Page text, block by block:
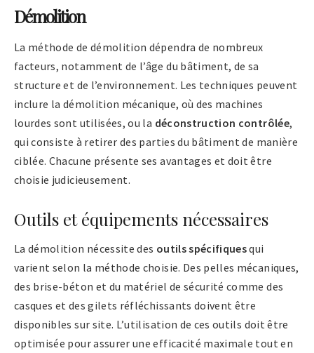
Démolition
La méthode de démolition dépendra de nombreux
facteurs, notamment de l’âge du bâtiment, de sa
structure et de l’environnement. Les techniques peuvent
inclure la démolition mécanique, où des machines
lourdes sont utilisées, ou la déconstruction contrôlée,
qui consiste à retirer des parties du bâtiment de manière
ciblée. Chacune présente ses avantages et doit être
choisie judicieusement.
Outils et équipements nécessaires
La démolition nécessite des outils spécifiquesqui
varient selon la méthode choisie. Des pelles mécaniques,
des brise-béton et du matériel de sécurité comme des
casques et des gilets réfléchissants doivent être
disponibles sur site. L’utilisation de ces outils doit être
optimisée pour assurer une efficacité maximale tout en